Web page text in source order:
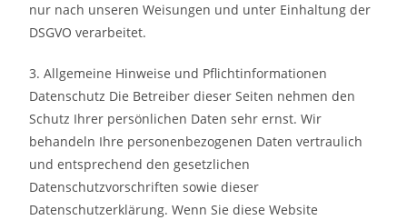
nur nach unseren Weisungen und unter Einhaltung der
DSGVO verarbeitet.
3. Allgemeine Hinweise und Pflichtinformationen
Datenschutz Die Betreiber dieser Seiten nehmen den
Schutz Ihrer persönlichen Daten sehr ernst. Wir
behandeln Ihre personenbezogenen Daten vertraulich
und entsprechend den gesetzlichen
Datenschutzvorschriften sowie dieser
Datenschutzerklärung. Wenn Sie diese Website